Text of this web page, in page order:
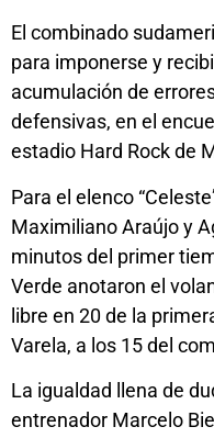
El combinado
para imponerse y
acumulación de
defensivas, en el
estadio Hard Rock de
Para el elenco
Maximiliano Araújo y
minutos del primer
Verde anotaron el
libre en 20 de la
Varela, a los 15 del
La igualdad llena de
entrenador Marcelo